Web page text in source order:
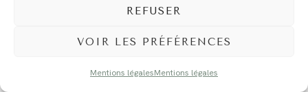
REFUSER
VOIR LES PRÉFÉRENCES
Mentions légalesMentions légales
©2024 EI Magali Selvi - Photographe Famille et Mariage - Nice - Côte d'Azur -